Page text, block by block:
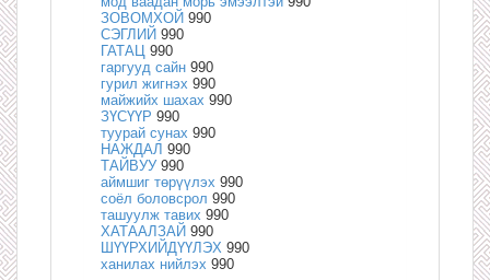
ЗОВОМХОЙ 990
СЭГЛИЙ 990
ГАТАЦ 990
гаргууд сайн 990
гурил жигнэх 990
майжийх шахах 990
ЗҮСҮҮР 990
туурай сунах 990
НАЖДАЛ 990
ТАЙВУУ 990
аймшиг төрүүлэх 990
соёл боловсрол 990
ташуулж тавих 990
ХАТААЛЗАЙ 990
ШҮҮРХИЙДҮҮЛЭХ 990
ханилах нийлэх 990